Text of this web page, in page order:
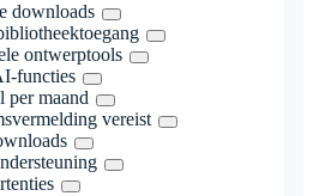
downloads
ontwerptools
functies
per maand
vereist